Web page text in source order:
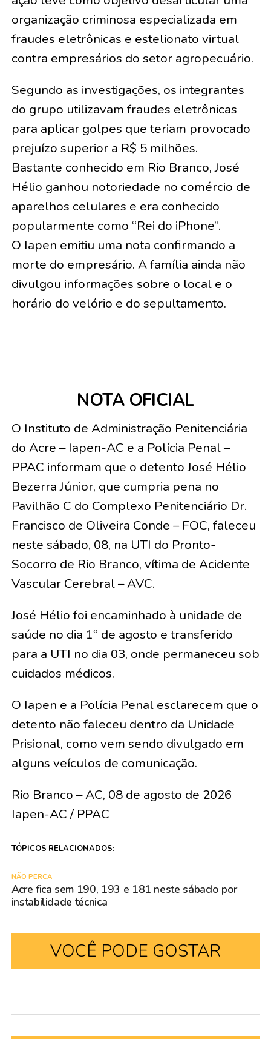
organização criminosa especializada em
fraudes eletrônicas e estelionato virtual
contra empresários do setor agropecuário.
Segundo as investigações, os integrantes
do grupo utilizavam fraudes eletrônicas
para aplicar golpes que teriam provocado
prejuízo superior a R$ 5 milhões.
Bastante conhecido em Rio Branco, José
Hélio ganhou notoriedade no comércio de
aparelhos celulares e era conhecido
popularmente como “Rei do iPhone”.
O Iapen emitiu uma nota confirmando a
morte do empresário. A família ainda não
divulgou informações sobre o local e o
horário do velório e do sepultamento.
NOTA OFICIAL
O Instituto de Administração Penitenciária
do Acre – Iapen-AC e a Polícia Penal –
PPAC informam que o detento José Hélio
Bezerra Júnior, que cumpria pena no
Pavilhão C do Complexo Penitenciário Dr.
Francisco de Oliveira Conde – FOC, faleceu
neste sábado, 08, na UTI do Pronto-
Socorro de Rio Branco, vítima de Acidente
Vascular Cerebral – AVC.
José Hélio foi encaminhado à unidade de
saúde no dia 1º de agosto e transferido
para a UTI no dia 03, onde permaneceu sob
cuidados médicos.
O Iapen e a Polícia Penal esclarecem que o
detento não faleceu dentro da Unidade
Prisional, como vem sendo divulgado em
alguns veículos de comunicação.
Rio Branco – AC, 08 de agosto de 2026
Iapen-AC / PPAC
TÓPICOS RELACIONADOS:
NÃO PERCA
Acre fica sem 190, 193 e 181 neste sábado por
instabilidade técnica
VOCÊ PODE GOSTAR